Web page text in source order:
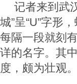
记者来到武
城”呈“U”字形
每隔一段就刻
详的名字。其
度，颇为壮观